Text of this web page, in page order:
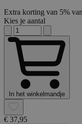
Extra korting van 5%
Kies je aantal
In het winkelmandje
€ 37,95